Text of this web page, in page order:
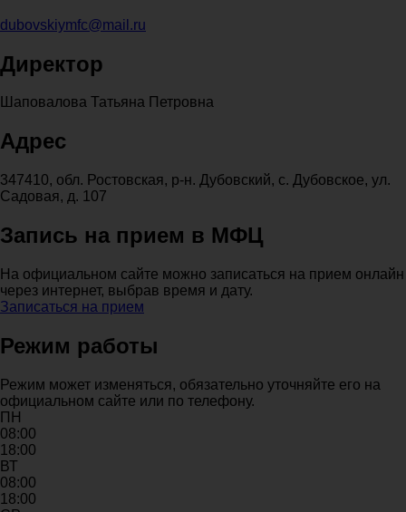
dubovskiymfc@mail.ru
Директор
Шаповалова Татьяна Петровна
Адрес
347410, обл. Ростовская, р-н. Дубовский, с. Дубовское, ул.
Садовая, д. 107
Запись на прием в МФЦ
На официальном сайте можно записаться на прием онлайн
через интернет, выбрав время и дату.
Записаться на прием
Режим работы
Режим может изменяться, обязательно уточняйте его на
официальном сайте или по телефону.
ПН
08:00
18:00
ВТ
08:00
18:00